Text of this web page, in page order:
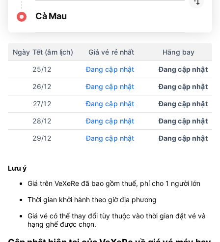
Cà Mau
Ngày Tết (âm lịch) Giá vé rẻ nhất Hãng bay
25/12 Đang cập nhật Đang cập nhật
26/12 Đang cập nhật Đang cập nhật
27/12 Đang cập nhật Đang cập nhật
28/12 Đang cập nhật Đang cập nhật
29/12 Đang cập nhật Đang cập nhật
Lưu ý
Giá trên VeXeRe đã bao gồm thuế, phí cho 1 người lớn
Thời gian khởi hành theo giờ địa phương
Giá vé có thể thay đổi tùy thuộc vào thời gian đặt vé và
hạng ghế được chọn.